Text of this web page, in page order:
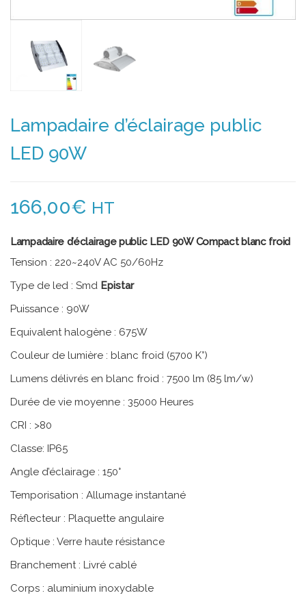
Lampadaire d’éclairage public
LED 90W
166,00€ HT
Lampadaire d’éclairage public LED 90W Compact blanc froid
Tension : 220~240V AC 50/60Hz
Type de led : Smd Epistar
Puissance : 90W
Equivalent halogène : 675W
Couleur de lumière : blanc froid (5700 K°)
Lumens délivrés en blanc froid : 7500 lm (85 lm/w)
Durée de vie moyenne : 35000 Heures
CRI : >80
Classe: IP65
Angle d’éclairage : 150°
Temporisation : Allumage instantané
Réflecteur : Plaquette angulaire
Optique : Verre haute résistance
Branchement : Livré cablé
Corps : aluminium inoxydable